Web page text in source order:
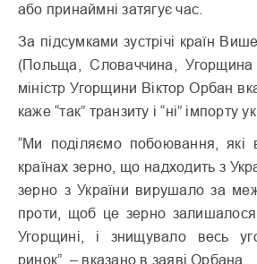
або принаймні затягує час.
За підсумками зустрічі країн
(Польща, Словаччина, Угорщина
міністр Угорщини Віктор Орбан
каже “так” транзиту і “ні” імпорту
“Ми поділяємо побоювання, які
країнах зерно, що надходить з
зерно з України вирушало за
проти, щоб це зерно залишалося
Угорщині, і знищувало весь
ринок”, – вказано в заяві Орбана.